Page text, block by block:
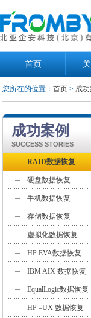
首页
您所在的位置： 首页> 成功
成功案例
SUCCESS STORIES
RAID数据恢复
硬盘数据恢复
手机数据恢复
存储数据恢复
虚拟化数据恢复
HP EVA数据恢复
IBM AIX 数据恢复
EqualLogic数据恢复
HP –UX 数据恢复